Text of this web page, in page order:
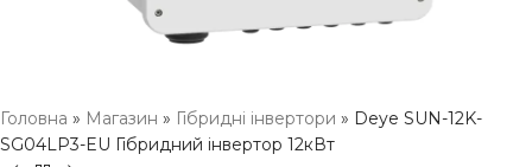
Головна » Магазин » Гібридні інвертори » Deye SUN-12K-
SG04LP3-EU Гібридний інвертор 12кВт